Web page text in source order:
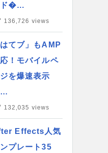
ド�…
136,726 views
はてブ」もAMP
！モバイルペ
を爆速表示
…
132,035 views
Effects人気
プレート35